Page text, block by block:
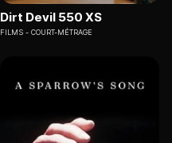
Dirt Devil 550 XS
FILMS COURT-MÉTRAGE